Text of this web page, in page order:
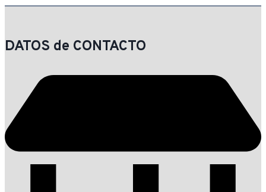
DATOS de CONTACTO